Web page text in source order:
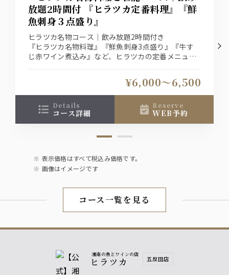
ワイン赤
カステッリ・セヴェリーノ
レセルバ​
テッラニーマプーリアビアンコ
シャトーサンフロランブラン
イ・ピアーニビアンコ​
日本酒​
緑茶
放題2時間付 『ヒラツカ定番料理』『鮮
魚刺身３点盛り』
ヒラツカ名物コース｜飲み放題2時間付き
『ヒラツカ名物料理』『鮮魚刺身3点盛り』『牛す
じ赤ワイン煮込み』など、ヒラツカの定番メニュー
¥6,000〜6,500
details
コース詳細
reserve
WEB予約
表示価格はすべて税込み価格です。
画像はイメージです
コース一覧を見る
湘南の魚とワインの店
ヒラツカ 五反田店